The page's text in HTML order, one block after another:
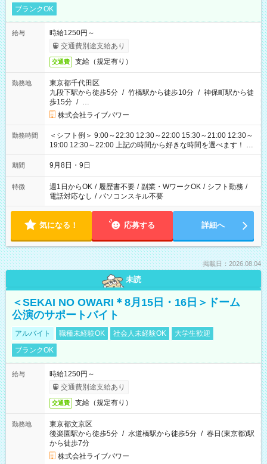
ブランクOK
給与
時給1250円～
交通費別途支給あり
交通費 支給（規定有り）
勤務地
東京都千代田区
九段下駅から徒歩5分 / 竹橋駅から徒歩10分 / 神保町駅から徒
歩15分 / …
株式会社ライブパワー
勤務時間
＜シフト例＞ 9:00～22:30 12:30～22:00 15:30～21:00 12:30～
19:00 12:30～22:00 上記の時間から好きな時間を選べます！ ※
時間は変更となる可能性があります
期間 9月8日・9日
特徴 週1日からOK / 履歴書不要 / 副業・WワークOK / シフト勤務 /
電話対応なし / パソコンスキル不要
気になる！ 応募する 詳細へ
掲載日：2026.08.04
未読
＜SEKAI NO OWARI＊8月15日・16日＞ドーム
公演のサポートバイト
アルバイト 職種未経験OK 社会人未経験OK
大学生歓迎
ブランクOK
給与
時給1250円～
交通費別途支給あり
交通費 支給（規定有り）
勤務地
東京都文京区
後楽園駅から徒歩5分 / 水道橋駅から徒歩5分 / 春日(東京都)駅
から徒歩7分
株式会社ライブパワー